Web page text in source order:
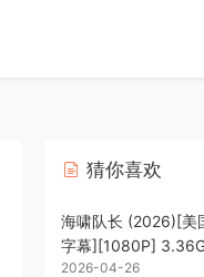
猜你喜欢
海啸队长 (2026)[美
字幕][1080P]
2026-04-26